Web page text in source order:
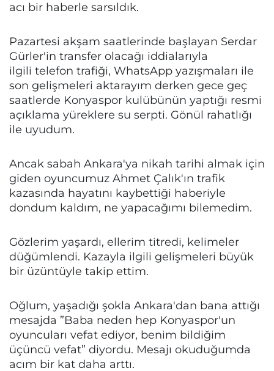
acı bir haberle sarsıldık.
Pazartesi akşam saatlerinde başlayan Serdar
Gürler'in transfer olacağı iddialarıyla
ilgili telefon trafiği, WhatsApp yazışmaları ile
son gelişmeleri aktarayım derken gece geç
saatlerde Konyaspor kulübünün yaptığı resmi
açıklama yüreklere su serpti. Gönül rahatlığı
ile uyudum.
Ancak sabah Ankara'ya nikah tarihi almak için
giden oyuncumuz Ahmet Çalık'ın trafik
kazasında hayatını kaybettiği haberiyle
dondum kaldım, ne yapacağımı bilemedim.
Gözlerim yaşardı, ellerim titredi, kelimeler
düğümlendi. Kazayla ilgili gelişmeleri büyük
bir üzüntüyle takip ettim.
Oğlum, yaşadığı şokla Ankara'dan bana attığı
mesajda ”Baba neden hep Konyaspor'un
oyuncuları vefat ediyor, benim bildiğim
üçüncü vefat” diyordu. Mesajı okuduğumda
acım bir kat daha arttı.